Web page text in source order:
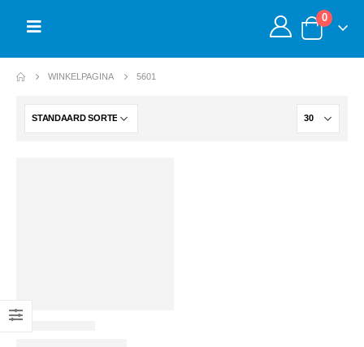
0
WINKELPAGINA 5601